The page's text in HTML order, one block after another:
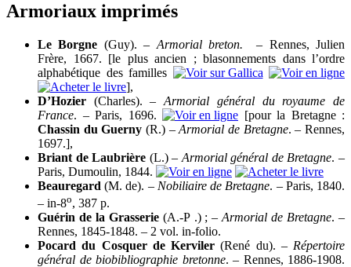
Armoriaux imprimés
Le Borgne (Guy). – Armorial breton. – Rennes, Julien
Frère, 1667. [le plus ancien ; blasonnements dans l’ordre
alphabétique des familles
],
D’Hozier (Charles). –Armorial général du royaume de
France. – Paris, 1696.
[pour la Bretagne :
Chassin du Guerny (R.) –Armorial de Bretagne. – Rennes,
1697.],
Briant de Laubrière (L.) – Armorial général de Bretagne. –
Paris, Dumoulin, 1844.
Beauregard (M. de). – Nobiliaire de Bretagne. – Paris, 1840.
– in-8o, 387 p.
Guérin de la Grasserie(A.-P .) ; –Armorial de Bretagne. –
Rennes, 1845-1848. – 2 vol. in-folio.
Pocard du Cosquer de Kerviler (René du). – Répertoire
général de biobibliographie bretonne. – Rennes, 1886-1908.